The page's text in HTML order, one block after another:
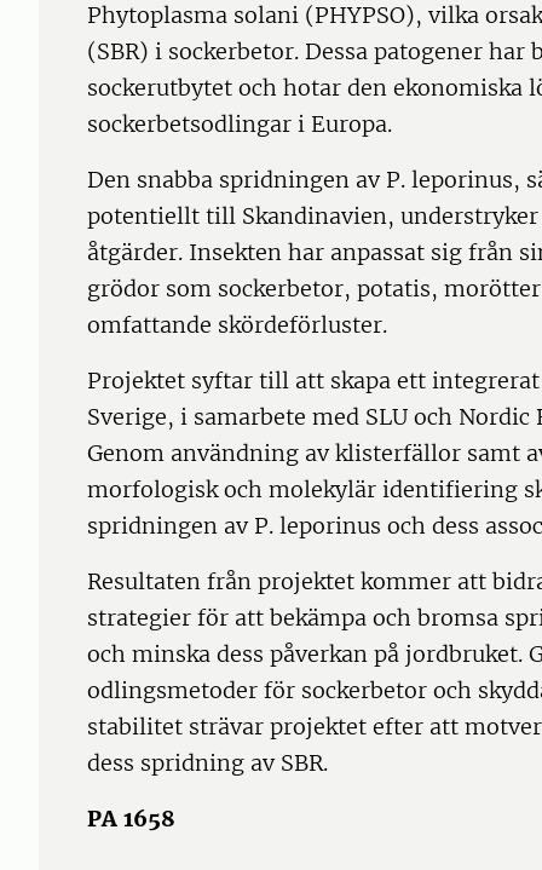
Phytoplasma solani (PHYPSO), vilka
(SBR) i sockerbetor. Dessa patogener har
sockerutbytet och hotar den ekonomiska
sockerbetsodlingar i Europa.
Den snabba spridningen av P. leporinus,
potentiellt till Skandinavien, understryker
åtgärder. Insekten har anpassat sig från
grödor som sockerbetor, potatis,
omfattande skördeförluster.
Projektet syftar till att skapa ett
Sverige, i samarbete med SLU och Nordic
Genom användning av klisterfällor samt
morfologisk och molekylär identifiering
spridningen av P. leporinus och dess
Resultaten från projektet kommer att
strategier för att bekämpa och bromsa
och minska dess påverkan på jordbruket.
odlingsmetoder för sockerbetor och
stabilitet strävar projektet efter att
dess spridning av SBR.
PA 1658